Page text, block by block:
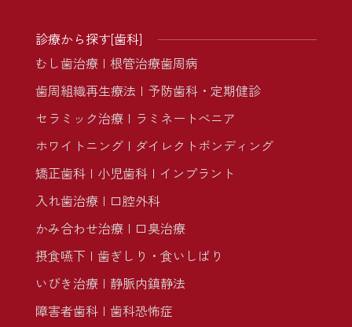
診療から探す[歯科]
むし歯治療
根管治療歯周病
歯周組織再生療法
予防歯科・定期健診
セラミック治療
ラミネートべニア
ホワイトニング
ダイレクトボンディング
矯正歯科
小児歯科
インプラント
入れ歯治療
口腔外科
かみ合わせ治療
口臭治療
摂食嚥下
歯ぎしり・食いしばり
いびき治療
静脈内鎮静法
障害者歯科
歯科恐怖症